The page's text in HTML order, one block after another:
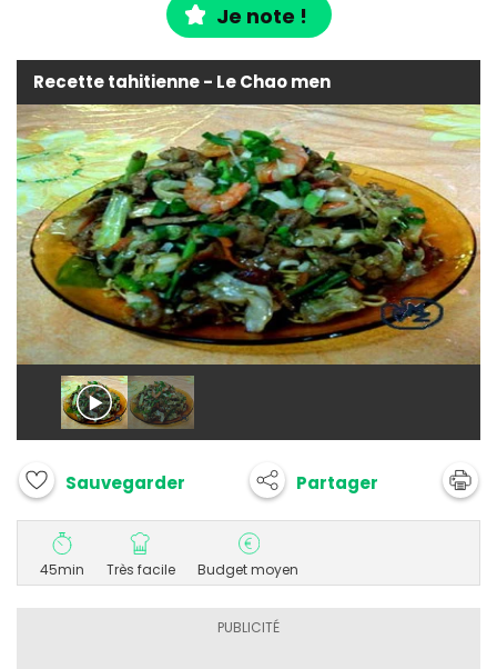
Je note !
Recette tahitienne - Le Chao men
Sauvegarder Partager
45min Très facile Budget moyen